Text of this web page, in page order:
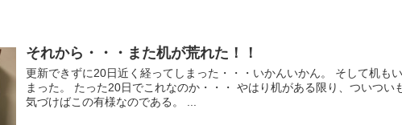
それから・・・また机が荒れた！！
更新できずに20日近く経ってしまった・・・いかんいかん。 そして机も
まった。 たった20日でこれなのか・・・ やはり机がある限り、ついつい
気づけばこの有様なのである。 ...